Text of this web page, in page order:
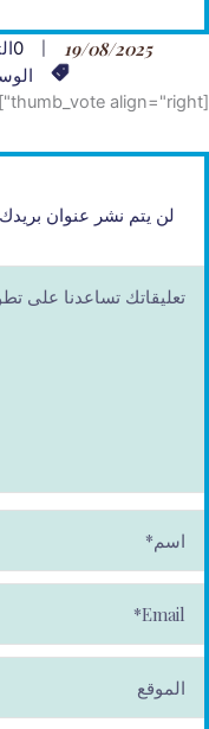
19/08/2025
0
[thumb_vote align="right"]
لن يتم نشر عنوان بريدك
م
*
ai
l*